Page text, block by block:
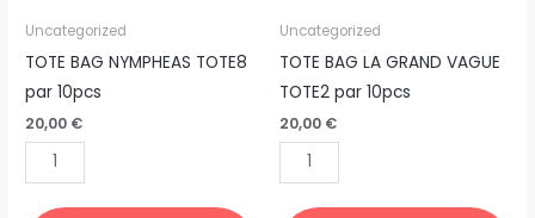
Uncategorized
TOTE BAG NYMPHEAS TOTE8
par 10pcs
20,00 €
quantité
de
TOTE
BAG
NYMPHEAS
TOTE8
Uncategorized
TOTE BAG LA GRAND VAGUE
TOTE2 par 10pcs
20,00 €
quantité
de
TOTE
BAG
LA
GRAND
VAGUE